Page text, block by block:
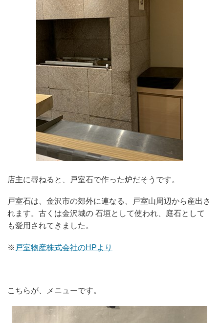
店主に尋ねると、戸室石で作った炉だそうです。
戸室石は、金沢市の郊外に連なる、戸室山周辺から産出さ
れます。古くは金沢城の 石垣として使われ、庭石として
も愛用されてきました。
※ 戸室物産株式会社のHPより
こちらが、メニューです。